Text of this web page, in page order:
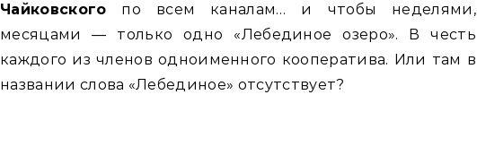
Чайковского по всем каналам… и чтобы неделями,
месяцами — только одно «Лебединое озеро». В честь
каждого из членов одноименного кооператива. Или там в
названии слова «Лебединое» отсутствует?